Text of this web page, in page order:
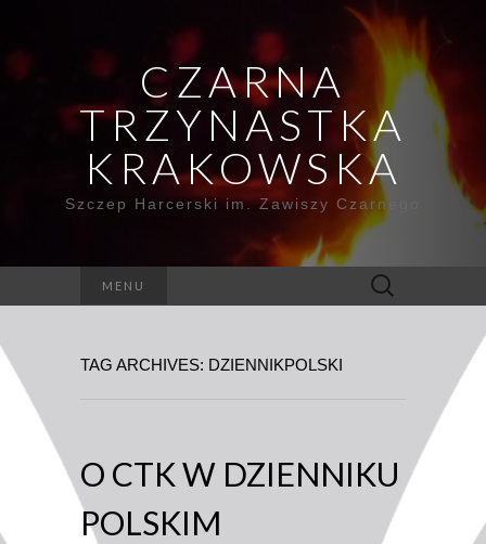
CZARNA
TRZYNASTKA
KRAKOWSKA
Szczep Harcerski im. Zawiszy Czarnego
MENU Szukaj:
TAG ARCHIVES: DZIENNIKPOLSKI
O CTK W DZIENNIKU
POLSKIM